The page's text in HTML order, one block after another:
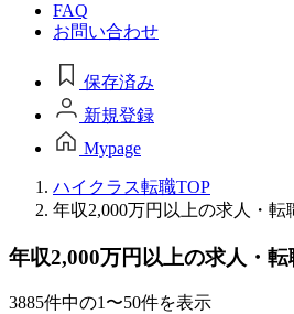
FAQ
お問い合わせ
保存済み
新規登録
Mypage
ハイクラス転職TOP
年収2,000万円以上の求人・転
年収2,000万円以上の求人・転
3885件中の1〜50件を表示